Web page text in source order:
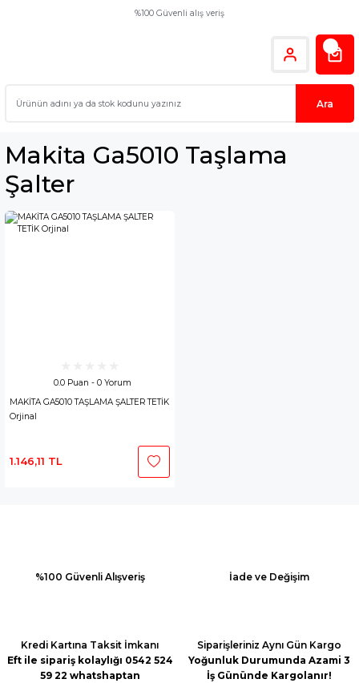
%100 Güvenli alış veriş
Ara
Makita Ga5010 Taşlama
Şalter
0.0 Puan - 0 Yorum
MAKİTA GA5010 TAŞLAMA ŞALTER TETİK
Orjinal
1.146,11 TL
%100 Güvenli Alışveriş İade ve Değişim
Kredi Kartına Taksit İmkanı
Eft ile sipariş kolaylığı 0542 524
59 22 whatshaptan
Siparişleriniz Aynı Gün Kargo
Yoğunluk Durumunda Azami 3
İş Gününde Kargolanır!